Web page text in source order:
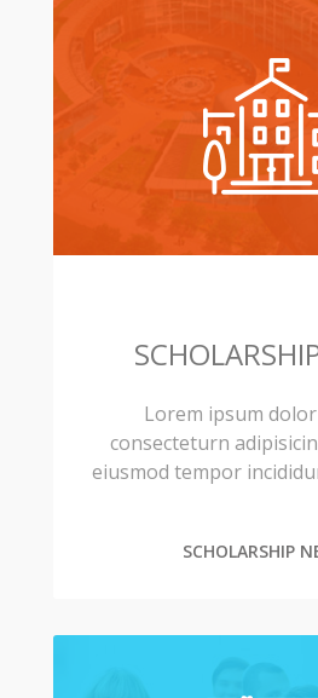
Lorem ipsum
consecteturn
eiusmod tempor
SCHOLARSHIP